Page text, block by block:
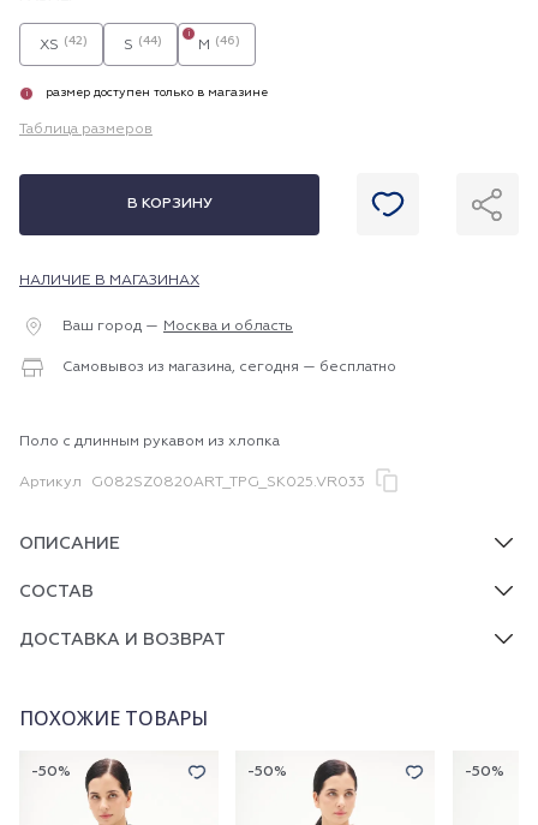
XS (42) S (44) M (46)
i
i размер доступен только в магазине
Таблица размеров
В КОРЗИНУ
НАЛИЧИЕ В МАГАЗИНАХ
Ваш город — Москва и область
Самовывоз из магазина, сегодня — бесплатно
Поло с длинным рукавом из хлопка
Артикул G082SZ0820ART_TPG_SK025.VR033
ОПИСАНИЕ
СОСТАВ
ДОСТАВКА И ВОЗВРАТ
ПОХОЖИЕ ТОВАРЫ
-50% -50% -50%